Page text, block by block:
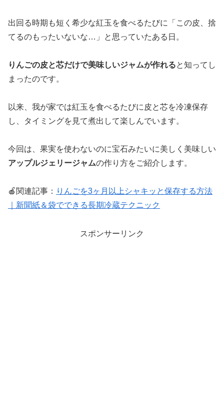
出回る時期も短く希少な紅玉を食べるたびに「この皮、捨
てるのもったいないな…」と思っていたある日。
りんごの皮と芯だけで美味しいジャムが作れると知ってし
まったのです。
以来、我が家では紅玉を食べるたびに皮と芯を冷凍保存
し、タイミングを見て煮出して楽しんでいます。
今回は、果実を使わないのに宝石みたいに美しく美味しい
アップルジェリージャムの作り方をご紹介します。
🍎関連記事： りんごを3ヶ月以上シャキッと保存する方法
｜新聞紙＆袋でできる長期冷蔵テクニック
スポンサーリンク